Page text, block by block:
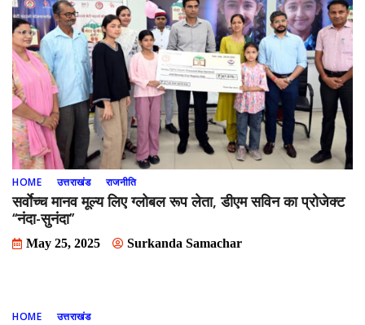
HOME उत्तराखंड राजनीति
सर्वाेच्च मानव मूल्य लिए ग्लोबल रूप लेता, डीएम सविन का प्रोजेक्ट
‘‘नंदा-सुनंदा’’
May 25, 2025 Surkanda Samachar
HOME उत्तराखंड